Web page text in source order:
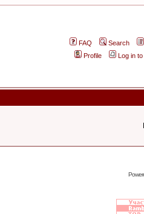
FAQ
Search
Profile
Log in